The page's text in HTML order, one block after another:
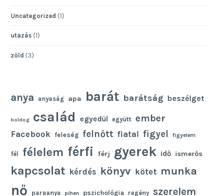
Uncategorized (1)
utazás (1)
zöld (3)
anya anyaság apa barát barátság beszélget
boldog család egyedül együtt ember
Facebook feleség felnőtt fiatal figyel figyelem
fél félelem férfi férj gyerek idő ismerős
kapcsolat kérdés könyv kötet munka
nő paraanya pihen pszichológia regény szerelem